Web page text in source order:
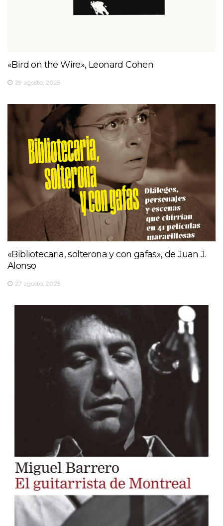
«Bird on the Wire», Leonard Cohen
29 agosto, 2025
«Bibliotecaria, solterona y con gafas», de Juan J.
Alonso
27 agosto, 2025